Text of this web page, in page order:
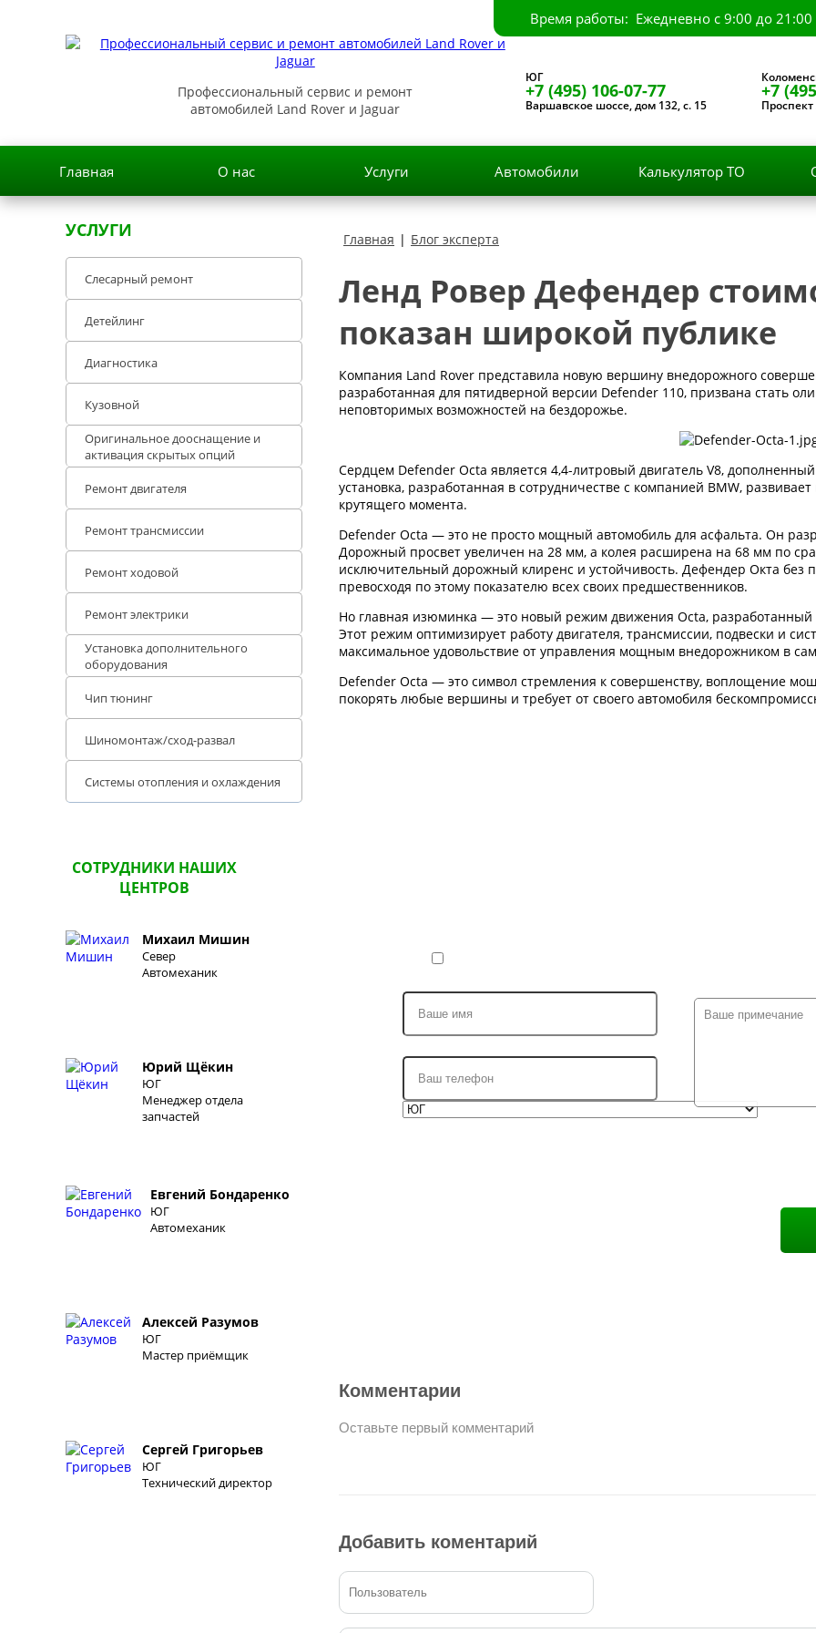
Время работы: Ежедневно с 9:00 до 21:00
Профессиональный сервис и ремонт
автомобилей Land Rover и Jaguar
ЮГ
+7 (495) 106-07-77
Варшавское шоссе, дом 132, с. 15
+7
Главная О нас Услуги Автомобили Калькулятор ТО
УСЛУГИ
Слесарный ремонт
Детейлинг
Диагностика
Кузовной
Оригинальное дооснащение и
активация скрытых опций
Ремонт двигателя
Ремонт трансмиссии
Ремонт ходовой
Ремонт электрики
Установка дополнительного
оборудования
Чип тюнинг
Шиномонтаж/сход-развал
Системы отопления и охлаждения
СОТРУДНИКИ НАШИХ
ЦЕНТРОВ
Михаил Мишин
Север
Автомеханик
Юрий Щёкин
ЮГ
Менеджер отдела
запчастей
Евгений Бондаренко
ЮГ
Автомеханик
Алексей Разумов
ЮГ
Мастер приёмщик
Сергей Григорьев
ЮГ
Технический директор
Главная | Блог эксперта
Ленд Ровер Дефендер
показан широкой публике
Компания Land Rover представила новую вершину внедорожного
разработанная для пятидверной версии Defender 110, призвана стать
неповторимых возможностей на бездорожье.
Сердцем Defender Octa является 4,4-литровый двигатель V8,
установка, разработанная в сотрудничестве с компанией BMW,
крутящего момента.
Defender Octa — это не просто мощный автомобиль для асфальта. Он
Дорожный просвет увеличен на 28 мм, а колея расширена на 68 мм по
исключительный дорожный клиренс и устойчивость. Дефендер Окта без
превосходя по этому показателю всех своих предшественников.
Но главная изюминка — это новый режим движения Octa,
Этот режим оптимизирует работу двигателя, трансмиссии, подвески и
максимальное удовольствие от управления мощным внедорожником в
Defender Octa — это символ стремления к совершенству, воплощение
покорять любые вершины и требует от своего автомобиля
Комментарии
Оставьте первый комментарий
Добавить коментарий